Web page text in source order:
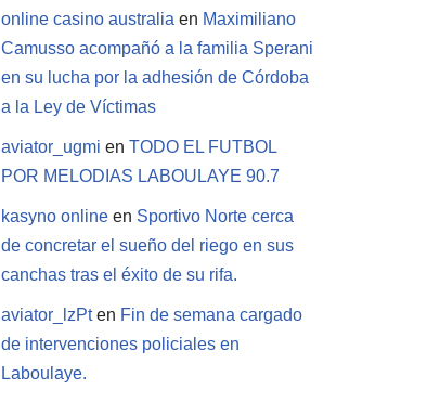
online casino australia en Maximiliano
Camusso acompañó a la familia Sperani
en su lucha por la adhesión de Córdoba
a la Ley de Víctimas
aviator_ugmi en TODO EL FUTBOL
POR MELODIAS LABOULAYE 90.7
kasyno online en Sportivo Norte cerca
de concretar el sueño del riego en sus
canchas tras el éxito de su rifa.
aviator_lzPten Fin de semana cargado
de intervenciones policiales en
Laboulaye.